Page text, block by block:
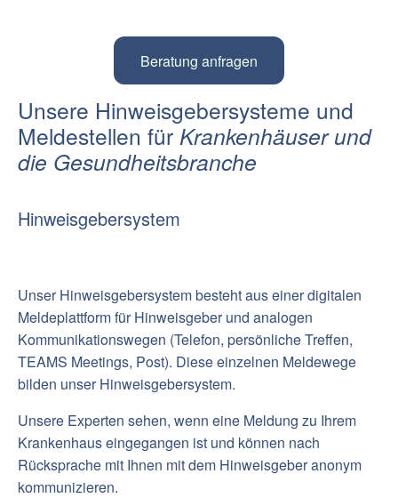
Beratung anfragen
Unsere Hinweisgebersysteme und
Meldestellen für Krankenhäuserund
die Gesundheitsbranche
Hinweisgebersystem
Unser Hinweisgebersystem besteht aus einer digitalen
Meldeplattform für Hinweisgeber und analogen
Kommunikationswegen (Telefon, persönliche Treffen,
TEAMS Meetings, Post). Diese einzelnen Meldewege
bilden unser Hinweisgebersystem.
Unsere Experten sehen, wenn eine Meldung zu Ihrem
Krankenhaus eingegangen ist und können nach
Rücksprache mit Ihnen mit dem Hinweisgeber anonym
kommunizieren.